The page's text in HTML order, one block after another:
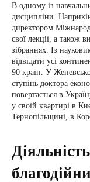
В одному із
дисципліни.
директором
свої лекції, а також
зібраннях. Із
відвідати усі
90 країн. У
ступінь доктора
повертається в
у своїй квартирі в
Тернопільщині, в